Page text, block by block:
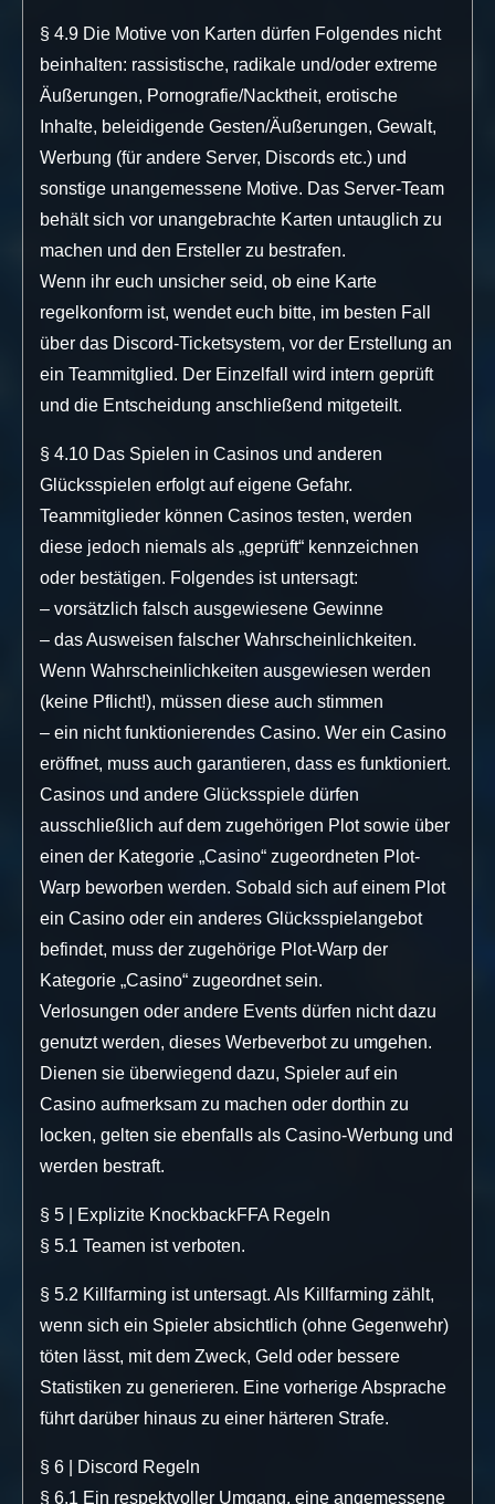
§ 4.9 Die Motive von Karten dürfen Folgendes nicht
beinhalten: rassistische, radikale und/oder extreme
Äußerungen, Pornografie/Nacktheit, erotische
Inhalte, beleidigende Gesten/Äußerungen, Gewalt,
Werbung (für andere Server, Discords etc.) und
sonstige unangemessene Motive. Das Server-Team
behält sich vor unangebrachte Karten untauglich zu
machen und den Ersteller zu bestrafen.
Wenn ihr euch unsicher seid, ob eine Karte
regelkonform ist, wendet euch bitte, im besten Fall
über das Discord-Ticketsystem, vor der Erstellung an
ein Teammitglied. Der Einzelfall wird intern geprüft
und die Entscheidung anschließend mitgeteilt.
§ 4.10 Das Spielen in Casinos und anderen
Glücksspielen erfolgt auf eigene Gefahr.
Teammitglieder können Casinos testen, werden
diese jedoch niemals als „geprüft“ kennzeichnen
oder bestätigen. Folgendes ist untersagt:
– vorsätzlich falsch ausgewiesene Gewinne
– das Ausweisen falscher Wahrscheinlichkeiten.
Wenn Wahrscheinlichkeiten ausgewiesen werden
(keine Pflicht!), müssen diese auch stimmen
– ein nicht funktionierendes Casino. Wer ein Casino
eröffnet, muss auch garantieren, dass es funktioniert.
Casinos und andere Glücksspiele dürfen
ausschließlich auf dem zugehörigen Plot sowie über
einen der Kategorie „Casino“ zugeordneten Plot-
Warp beworben werden. Sobald sich auf einem Plot
ein Casino oder ein anderes Glücksspielangebot
befindet, muss der zugehörige Plot-Warp der
Kategorie „Casino“ zugeordnet sein.
Verlosungen oder andere Events dürfen nicht dazu
genutzt werden, dieses Werbeverbot zu umgehen.
Dienen sie überwiegend dazu, Spieler auf ein
Casino aufmerksam zu machen oder dorthin zu
locken, gelten sie ebenfalls als Casino-Werbung und
werden bestraft.
§ 5 | Explizite KnockbackFFA Regeln
§ 5.1 Teamen ist verboten.
§ 5.2 Killfarming ist untersagt. Als Killfarming zählt,
wenn sich ein Spieler absichtlich (ohne Gegenwehr)
töten lässt, mit dem Zweck, Geld oder bessere
Statistiken zu generieren. Eine vorherige Absprache
führt darüber hinaus zu einer härteren Strafe.
§ 6 | Discord Regeln
§ 6.1 Ein respektvoller Umgang, eine angemessene